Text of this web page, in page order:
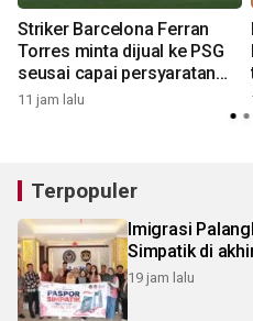
Striker Barcelona Ferran
Torres minta dijual ke PSG
seusai capai persyaratan
personal
11 jam lalu
Terpopuler
Imigrasi
Simpatik di
19 jam lalu